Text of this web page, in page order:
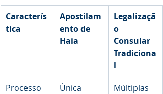
Caracterís
tica
Apostilam
ento de
Haia
Legalizaçã
o
Consular
Tradiciona
l
Processo
Única
Múltiplas